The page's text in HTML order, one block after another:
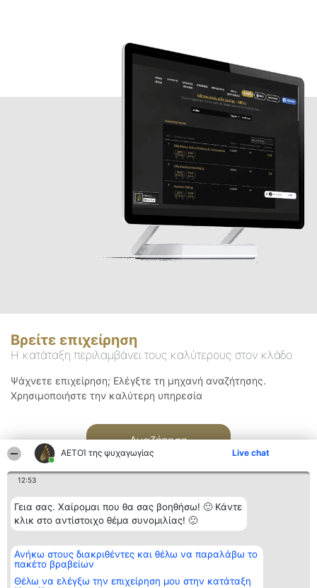
ΑΕΤΟΊ της ψυχαγωγίας Live chat
12:53
Γεια σας. Χαίρομαι που θα σας βοηθήσω! 🙂 Κάντε
κλικ στο αντίστοιχο θέμα συνομιλίας! 🙂
Ανήκω στους διακριθέντες και θέλω να παραλάβω το
πακέτο βραβείων
Θέλω να ελέγξω την επιχείρηση μου στην κατάταξη
Βρείτε επιχείρηση
Η κατάταξη περιλαμβάνει τους καλύτερους στον κλάδο
Ψάχνετε επιχείρηση; Ελέγξτε τη μηχανή αναζήτησης.
Χρησιμοποιήστε την καλύτερη υπηρεσία
Αναζήτηση
Διοργανωτής της
κατάταξης
BEAUTIFUL COMPANY
ΤΗΛ. ΕΠΙΚΟΙΝΩΝΙΑΣ:
Κατάταξη
Διακριθέντες
των
διακριθέντων
Επικοινωνία
Επικοινωνία